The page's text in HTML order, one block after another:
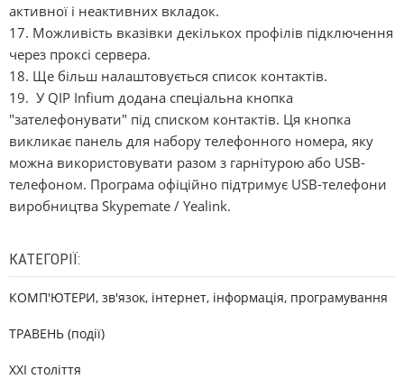
активної і неактивних вкладок.
17. Можливість вказівки декількох профілів підключення
через проксі сервера.
18. Ще більш налаштовується список контактів.
19. У QIP Infium додана спеціальна кнопка
"зателефонувати" під списком контактів. Ця кнопка
викликає панель для набору телефонного номера, яку
можна використовувати разом з гарнітурою або USB-
телефоном. Програма офіційно підтримує USB-телефони
виробництва Skypemate / Yealink.
КАТЕГОРІЇ:
КОМП'ЮТЕРИ, зв'язок, інтернет, інформація, програмування
ТРАВЕНЬ (події)
XXI століття